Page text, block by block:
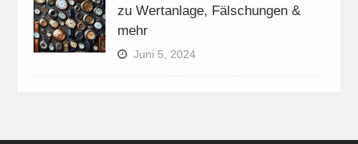
zu Wertanlage, Fälschungen &
mehr
Juni 5, 2024